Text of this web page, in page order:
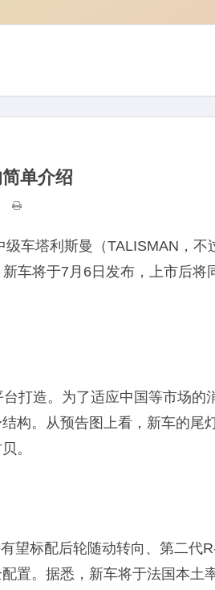
单介绍
车塔利斯曼（TALISMAN，不
车将于7月6日发布，上市后将
打造。为了适应中国等市场的
构。从预告图上看，新车的尾
。
望标配后轮随动转向、第二代
置。据悉，新车将于法国本土